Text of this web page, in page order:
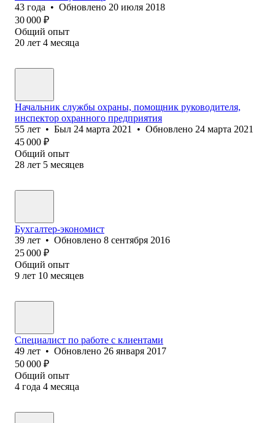
43 года • Обновлено 20 июля 2018
30 000 ₽
Общий опыт
20 лет 4 месяца
Начальник службы охраны, помощник руководителя,
инспектор охранного предприятия
55 лет • Был 24 марта 2021 • Обновлено 24 марта 2021
45 000 ₽
Общий опыт
28 лет 5 месяцев
Бухгалтер-экономист
39 лет • Обновлено 8 сентября 2016
25 000 ₽
Общий опыт
9 лет 10 месяцев
Специалист по работе с клиентами
49 лет • Обновлено 26 января 2017
50 000 ₽
Общий опыт
4 года 4 месяца